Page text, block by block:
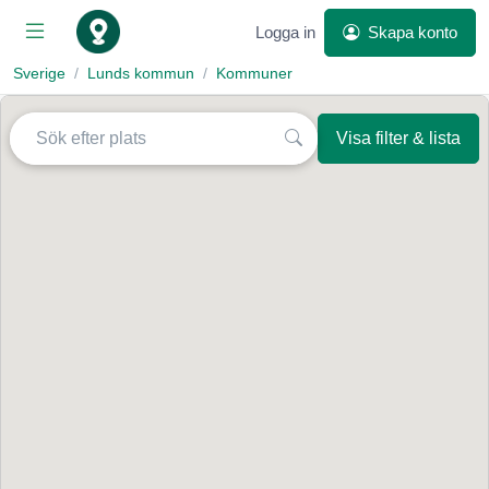
Logga in Skapa konto
Sverige Lunds kommun Kommuner
Visa filter & lista